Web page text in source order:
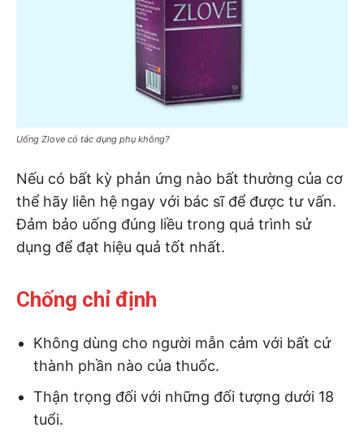
Uống Zlove có tác dụng phụ không?
Nếu có bất kỳ phản ứng nào bất thường của cơ
thể hãy liên hệ ngay với bác sĩ để được tư vấn.
Đảm bảo uống đúng liều trong quá trình sử
dụng để đạt hiệu quả tốt nhất.
Chống chỉ định
Không dùng cho người mẫn cảm với bất cứ
thành phần nào của thuốc.
Thận trọng đối với những đối tượng dưới 18
tuổi.